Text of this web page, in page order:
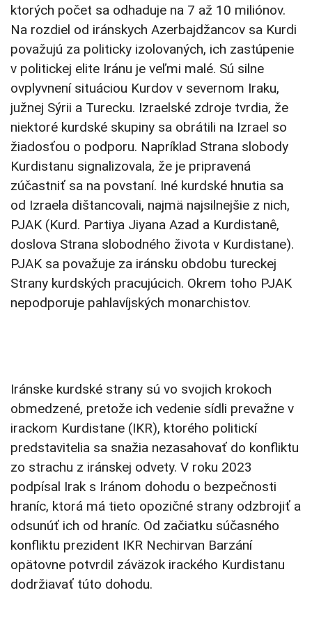
ktorých počet sa odhaduje na 7 až 10 miliónov.
Na rozdiel od iránskych Azerbajdžancov sa Kurdi
považujú za politicky izolovaných, ich zastúpenie
v politickej elite Iránu je veľmi malé. Sú silne
ovplyvnení situáciou Kurdov v severnom Iraku,
južnej Sýrii a Turecku. Izraelské zdroje tvrdia, že
niektoré kurdské skupiny sa obrátili na Izrael so
žiadosťou o podporu. Napríklad Strana slobody
Kurdistanu signalizovala, že je pripravená
zúčastniť sa na povstaní. Iné kurdské hnutia sa
od Izraela dištancovali, najmä najsilnejšie z nich,
PJAK (Kurd. Partiya Jiyana Azad a Kurdistanê,
doslova Strana slobodného života v Kurdistane).
PJAK sa považuje za iránsku obdobu tureckej
Strany kurdských pracujúcich. Okrem toho PJAK
nepodporuje pahlavíjských monarchistov.
Iránske kurdské strany sú vo svojich krokoch
obmedzené, pretože ich vedenie sídli prevažne v
irackom Kurdistane (IKR), ktorého politickí
predstavitelia sa snažia nezasahovať do konfliktu
zo strachu z iránskej odvety. V roku 2023
podpísal Irak s Iránom dohodu o bezpečnosti
hraníc, ktorá má tieto opozičné strany odzbrojiť a
odsunúť ich od hraníc. Od začiatku súčasného
konfliktu prezident IKR Nechirvan Barzání
opätovne potvrdil záväzok irackého Kurdistanu
dodržiavať túto dohodu.